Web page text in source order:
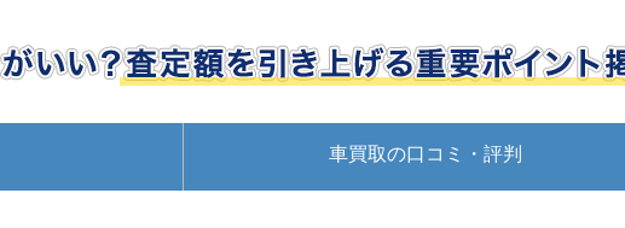
車買取の口コミ・評判